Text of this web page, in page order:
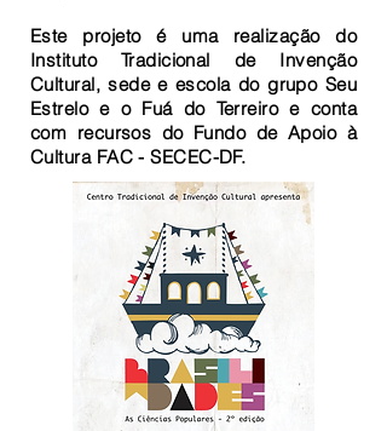
Este projeto é uma realização do
Instituto Tradicional de Invenção
Cultural, sede e escola do grupo Seu
Estrelo e o Fuá do Terreiro e conta
com recursos do Fundo de Apoio à
Cultura FAC - SECEC-DF.